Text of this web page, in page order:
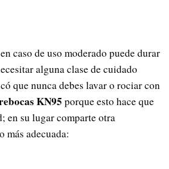
caso de uso moderado puede durar
alguna clase de cuidado
que nunca debes lavar o rociar con
KN95 porque esto hace que
en su lugar comparte otra
más adecuada: